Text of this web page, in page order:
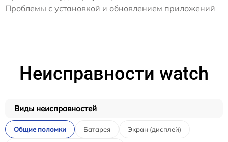
Проблемы с установкой и обновлением приложений
Неисправности watch
Виды неисправностей
Общие поломки Батарея Экран (дисплей)